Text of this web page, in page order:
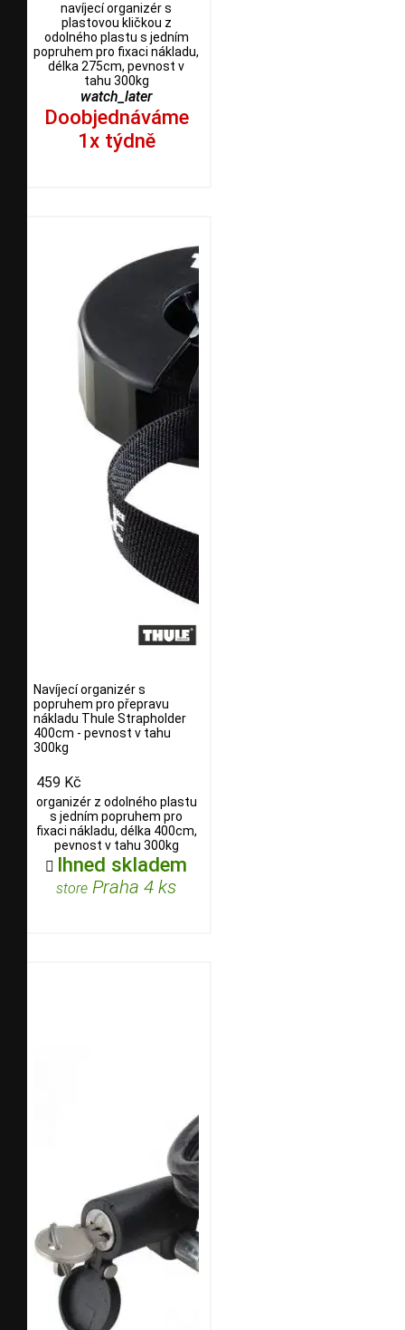
navíjecí organizér s
plastovou kličkou z
odolného plastu s jedním
popruhem pro fixaci nákladu,
délka 275cm, pevnost v
tahu 300kg
watch_later
Doobjednáváme
1x týdně
Navíjecí organizér s
popruhem pro přepravu
nákladu Thule Strapholder
400cm - pevnost v tahu
300kg
459 Kč
organizér z odolného plastu
s jedním popruhem pro
fixaci nákladu, délka 400cm,
pevnost v tahu 300kg
 Ihned skladem
store Praha 4 ks